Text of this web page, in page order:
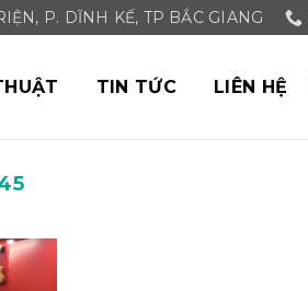
P. DĨNH KẾ, TP BẮC GIANG
TIN TỨC LIÊN HỆ